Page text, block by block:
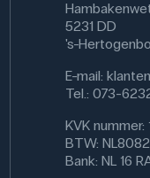
5231 DD
's-
E-mail:
Tel.: 073-
KVK nummer:
BTW:
Bank: NL 16